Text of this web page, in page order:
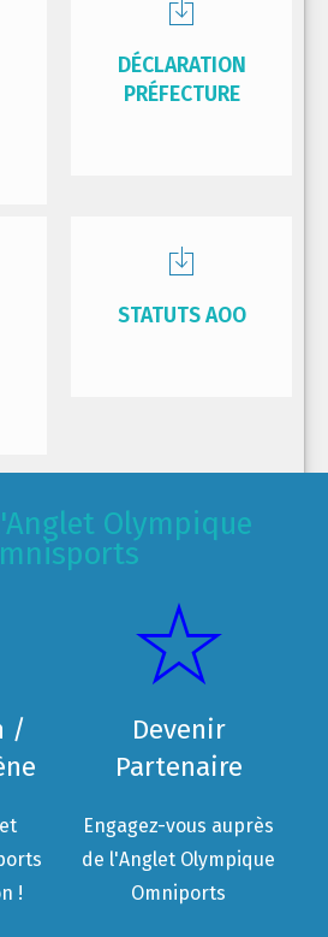
DÉCLARATION
PRÉFECTURE
STATUTS AOO
Olympique
/
!
Devenir
Partenaire
Engagez-vous auprès
de l'Anglet Olympique
Omniports